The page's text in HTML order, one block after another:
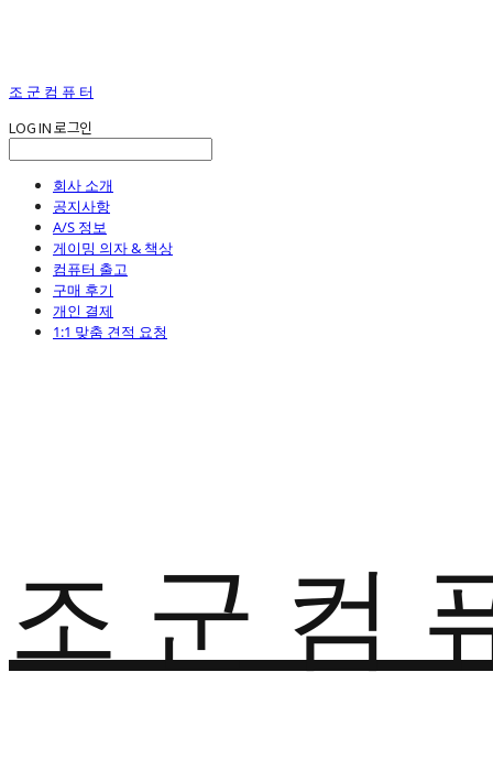
조 군 컴 퓨 터
LOG IN로그인
회사 소개
공지사항
A/S 정보
게이밍 의자 & 책상
컴퓨터 출고
구매 후기
개인 결제
1:1 맞춤 견적 요청
조 군 컴